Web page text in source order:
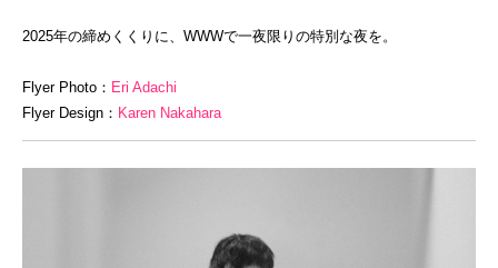
2025年の締めくくりに、WWWで一夜限りの特別な夜を。
Flyer Photo： Eri Adachi
Flyer Design： Karen Nakahara